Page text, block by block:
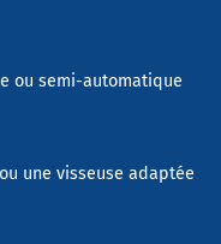
ou semi-automatique
une visseuse adaptée